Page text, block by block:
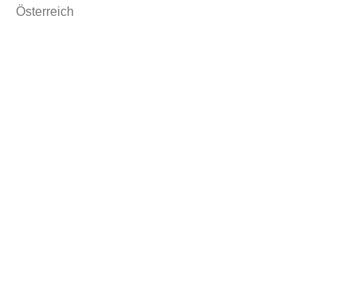
Österreich